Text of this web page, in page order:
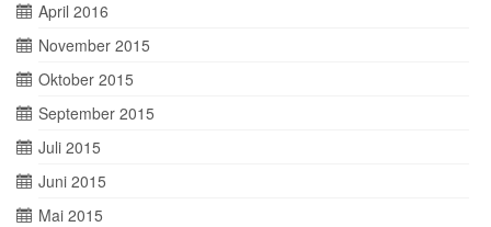
April 2016
November 2015
Oktober 2015
September 2015
Juli 2015
Juni 2015
Mai 2015